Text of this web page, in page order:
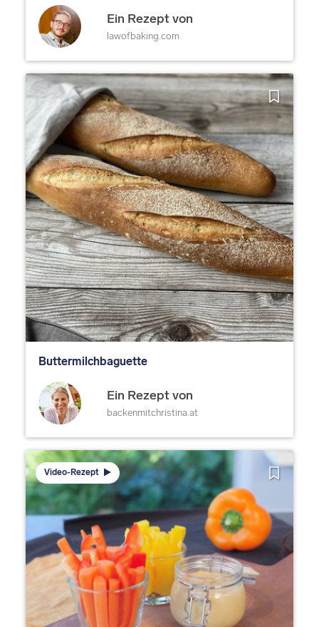
Ein Rezept von
lawofbaking.com
Buttermilchbaguette
Ein Rezept von
backenmitchristina.at
Video-Rezept